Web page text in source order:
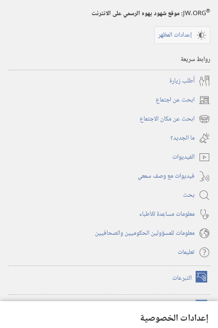
إعدادات الخصوصية
JW.ORG®
:‏ موقع شهود يهوه الرسمي على الانترنت
إعدادات المظهر
روابط سريعة
أُطلب زيارة
ابحث عن اجتماع (يفتح
نافذة ابحث عن مكان الاجتماع (يفتح
نافذة
جديدة)
ما الجديد؟‏
الفيديوات
فيديوات مع وصف سمعي
بحث
معلومات مساعِدة للأطباء
معلومات للمسؤولين الحكوميين والصحافيين
تعليمات
التبرعات (يفتح
نافذة
(يفتح
نافذة